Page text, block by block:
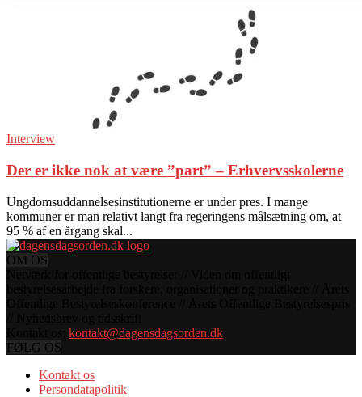
Interview
Der er ikke nok at være ”part” – Erhvervsskolerne
Ungdomsuddannelsesinstitutionerne er under pres. I mange
kommuner er man relativt langt fra regeringens målsætning om, at
95 % af en årgang skal...
OM OS
kontakt@dagensdagsorden.dk
FØLG OS
Kontakt os
Persondatapolitik